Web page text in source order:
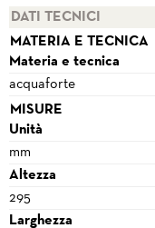
DATI TECNICI
MATERIA E TECNICA
Materia e tecnica
acquaforte
MISURE
Unità
mm
Altezza
295
Larghezza